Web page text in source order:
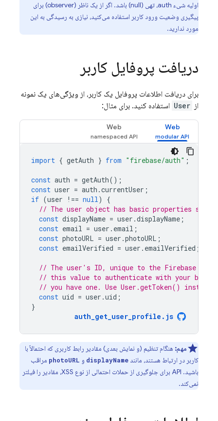
اولیه شیء auth، تهی (null) باشد. اگر از یک ناظر (observer) برای
پیگیری وضعیت ورود کاربر استفاده می‌کنید، نیازی به رسیدگی به این
مورد ندارید.
دریافت پروفایل کاربر
برای دریافت اطلاعات پروفایل یک کاربر، از ویژگی‌های یک نمونه
از User استفاده کنید. برای مثال:
Web
Web
import { getAuth } from "firebase/auth" ;
const auth = getAuth();
const user = auth .currentUser ;
if (user !== null)
{
// The user object has basic properties such
const displayName = user .displayName ;
const email = user . email ;
const photoURL = user .photoURL ;
const emailVerified = user . emailVerified ;
// The user's ID, unique to the Firebase
// this value to authenticate with your
// you have one. Use User.getToken() instead.
const uid = user .uid ;
}
auth_get_user_profile . js
مهم: هنگام تنظیم (و نمایش بعدی) مقادیر رابط کاربری که احتمالاً با
کاربر در ارتباط هستند، مانند displayName و photoURL مراقب
باشید. API برای جلوگیری از حملات احتمالی از نوع XSS، مقادیر را فیلتر
نمی‌کند.